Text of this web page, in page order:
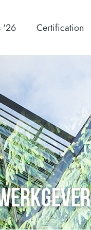
'26 Certification